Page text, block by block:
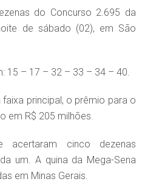
do Concurso 2.695 da
de sábado (02), em São
15 – 17 – 32 – 33 – 34 – 40.
principal, o prêmio para o
em R$ 205 milhões.
acertaram cinco dezenas
um. A quina da Mega-Sena
em Minas Gerais.